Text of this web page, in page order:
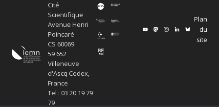
Cité
Scientifique
Avenue Henri
Poincaré
CS 60069
59 652
Villeneuve
d'Ascq Cedex,
France
Tel : 03 20 19 79
79
Plan
du
site